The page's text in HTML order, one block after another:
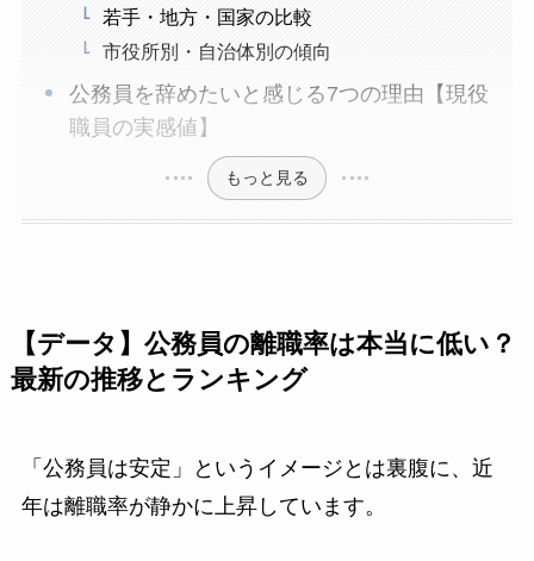
若手・地方・国家の比較
市役所別・自治体別の傾向
公務員を辞めたいと感じる7つの理由【現役
職員の実感値】
もっと見る
【データ】公務員の離職率は本当に低い？
最新の推移とランキング
「公務員は安定」というイメージとは裏腹に、近
年は離職率が静かに上昇しています。